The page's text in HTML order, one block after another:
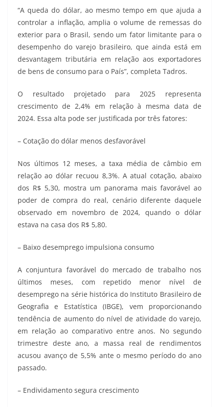
“A queda do dólar, ao mesmo tempo em que ajuda a
controlar a inflação, amplia o volume de remessas do
exterior para o Brasil, sendo um fator limitante para o
desempenho do varejo brasileiro, que ainda está em
desvantagem tributária em relação aos exportadores
de bens de consumo para o País”, completa Tadros.
O resultado projetado para 2025 representa
crescimento de 2,4% em relação à mesma data de
2024. Essa alta pode ser justificada por três fatores:
– Cotação do dólar menos desfavorável
Nos últimos 12 meses, a taxa média de câmbio em
relação ao dólar recuou 8,3%. A atual cotação, abaixo
dos R$ 5,30, mostra um panorama mais favorável ao
poder de compra do real, cenário diferente daquele
observado em novembro de 2024, quando o dólar
estava na casa dos R$ 5,80.
– Baixo desemprego impulsiona consumo
A conjuntura favorável do mercado de trabalho nos
últimos meses, com repetido menor nível de
desemprego na série histórica do Instituto Brasileiro de
Geografia e Estatística (IBGE), vem proporcionando
tendência de aumento do nível de atividade do varejo,
em relação ao comparativo entre anos. No segundo
trimestre deste ano, a massa real de rendimentos
acusou avanço de 5,5% ante o mesmo período do ano
passado.
– Endividamento segura crescimento